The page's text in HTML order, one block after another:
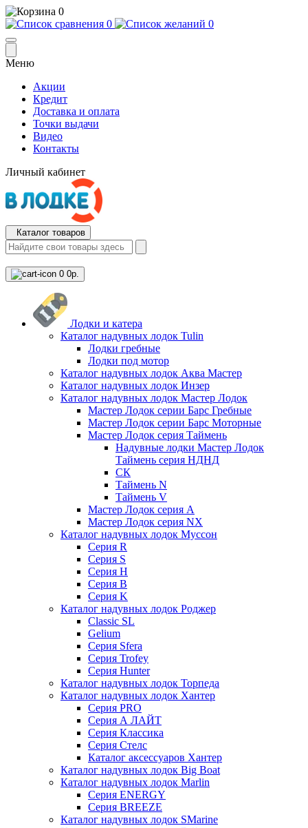
0
0
0
Меню
Акции
Кредит
Доставка и оплата
Точки выдачи
Видео
Контакты
Личный кабинет
Каталог товаров
0 0р.
Лодки и катера
Каталог надувных лодок Tulin
Лодки гребные
Лодки под мотор
Каталог надувных лодок Аква Мастер
Каталог надувных лодок Инзер
Каталог надувных лодок Мастер Лодок
Мастер Лодок серии Барс Гребные
Мастер Лодок серии Барс Моторные
Мастер Лодок серия Таймень
Надувные лодки Мастер Лодок
Таймень серия НДНД
СК
Таймень N
Таймень V
Мастер Лодок серия А
Мастер Лодок серия NX
Каталог надувных лодок Муссон
Серия R
Серия S
Серия H
Серия B
Серия K
Каталог надувных лодок Роджер
Classic SL
Gelium
Серия Sfera
Серия Trofey
Серия Hunter
Каталог надувных лодок Торпеда
Каталог надувных лодок Хантер
Серия PRO
Серия А ЛАЙТ
Серия Классика
Серия Стелс
Каталог аксессуаров Хантер
Каталог надувных лодок Big Boat
Каталог надувных лодок Marlin
Серия ENERGY
Серия BREEZE
Каталог надувных лодок SMarine